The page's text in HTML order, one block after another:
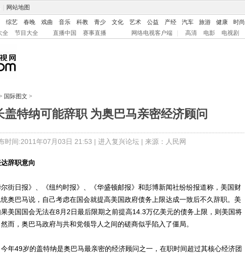
网站地图
综艺 春晚 戏曲 音乐 科教 青少 文化 艺术 公益 产经 汽车 旅游 健康 时尚
全 节目大全 直播中国 赛事直播 网络电视客户端 高清 电影 电视剧
国际图文 >
盖特纳可能辞职 为奥巴马亲密经济顾问
时间:2011年07月03日 21:53 | 进入复兴论坛| 来源：人民网
辞职意向
日报》、《纽约时报》、《华盛顿邮报》和彭博新闻社纷纷报道称，美国财
奥巴马说，自己考虑在国会就提高美国政府债务上限达成一致后不久辞职。美
美国国会无法在8月2日最后限期之前提高14.3万亿美元的债务上限，则美国将
而，奥巴马政府与共和党领导人之间的磋商似乎陷入了僵局。
49岁的盖特纳是奥巴马最亲密的经济顾问之一，在职时间超过其核心经济团